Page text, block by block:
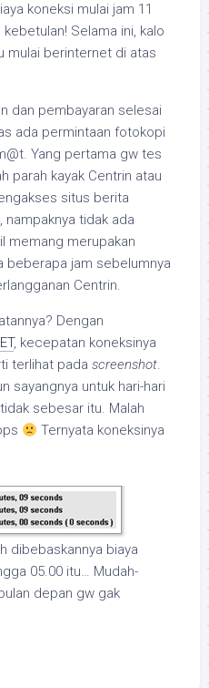
koneksi mulai jam 11
Selama ini, kalo
mulai berinternet di atas
dan pembayaran selesai
ada permintaan fotokopi
Yang pertama gw tes
parah kayak Centrin atau
situs berita
nampaknya tidak ada
memang merupakan
beberapa jam sebelumnya
Centrin.
Dengan
, kecepatan koneksinya
terlihat pada screenshot.
sayangnya untuk hari-hari
sebesar itu. Malah
Ternyata koneksinya
dibebaskannya biaya
05.00 itu… Mudah-
depan gw gak